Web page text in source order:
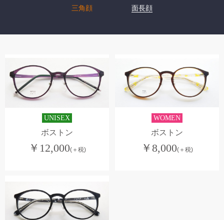
三角顔 面長顔
UNISEX
ボストン
￥ 12,000(＋税)
WOMEN
ボストン
￥ 8,000(＋税)